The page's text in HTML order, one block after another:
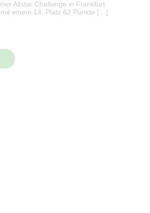
Allstar Challenge in Frankfurt
einem 14. Platz 62 Punkte […]